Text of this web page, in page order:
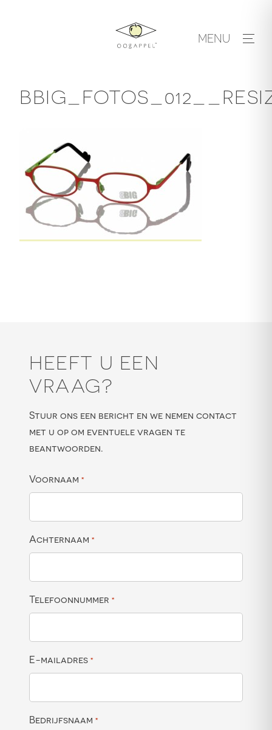
MENU
HEEFT U EEN
VRAAG?
Stuur ons een bericht en we nemen contact
met u op om eventuele vragen te
beantwoorden.
Voornaam *
Achternaam *
Telefoonnummer *
E-mailadres *
Bedrijfsnaam *